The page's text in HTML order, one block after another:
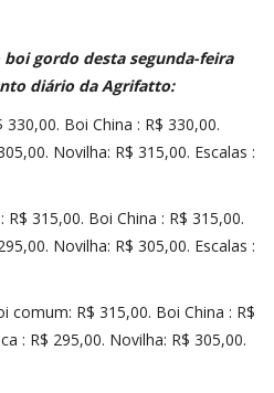
boi gordo desta segunda-feira
diário daAgrifatto:
Boi China : R$ 330,00.
Novilha: R$ 315,00. Escalas :
R$ 315,00. Boi China : R$ 315,00.
Novilha: R$ 305,00. Escalas :
comum: R$ 315,00. Boi China : R$
: R$ 295,00. Novilha: R$ 305,00.